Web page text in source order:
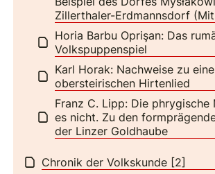
Zillerthaler-Erdmannsdorf
Horia Barbu Oprişan: Das
Volkspuppenspiel
Karl Horak: Nachweise zu
obersteirischen Hirtenlied
Franz C. Lipp: Die phrygische
es nicht. Zu den
der Linzer Goldhaube
Chronik der Volkskunde [2]